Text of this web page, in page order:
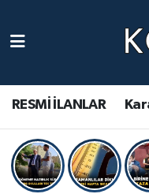
RESMİ İLANLAR
Gündem
Güncel Haberler
Spor Haberleri